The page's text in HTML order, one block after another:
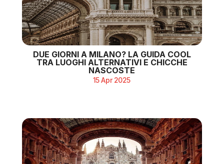
DUE GIORNI A MILANO? LA GUIDA COOL
TRA LUOGHI ALTERNATIVI E CHICCHE
NASCOSTE
15 Apr 2025